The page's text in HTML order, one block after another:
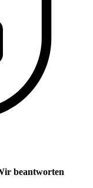
beantworten